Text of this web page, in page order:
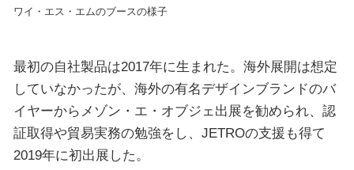
ワイ・エス・エムのブースの様子
最初の自社製品は2017年に生まれた。海外展開は想定
していなかったが、海外の有名デザインブランドのバ
イヤーからメゾン・エ・オブジェ出展を勧められ、認
証取得や貿易実務の勉強をし、JETROの支援も得て
2019年に初出展した。